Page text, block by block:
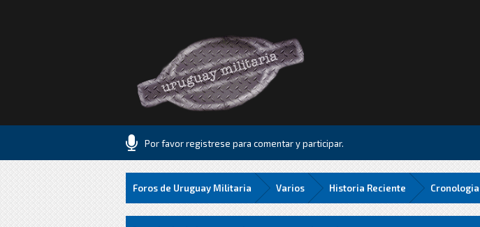
Por favor registrese para comentar y participar.
Foros de Uruguay Militaria Varios Historia Reciente